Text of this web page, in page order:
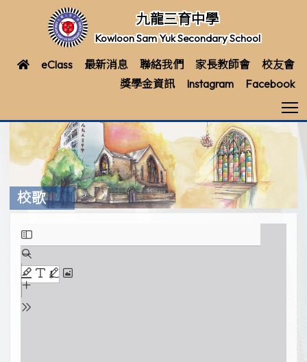
九龍三育中學
Kowloon Sam Yuk Secondary School
eClass 最新消息 聯絡我們 家長教師會
校友會
獎學金資訊
Instagram Facebook
校歌